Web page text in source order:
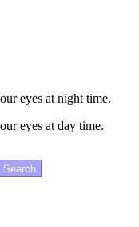
eyes at night time.
eyes at day time.
Search